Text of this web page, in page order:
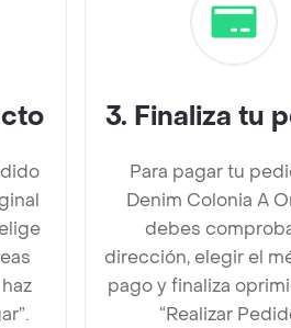
3. Finaliza tu
Para pagar tu
Denim Colonia A
debes
dirección, elegir el
pago y finaliza
“Realizar